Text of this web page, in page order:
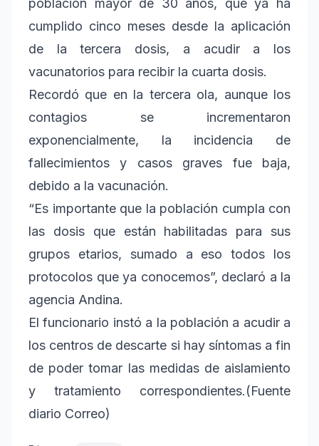
población mayor de 30 años, que ya ha
cumplido cinco meses desde la aplicación
de la tercera dosis, a acudir a los
vacunatorios para recibir la cuarta dosis.
Recordó que en la tercera ola, aunque los
contagios se incrementaron
exponencialmente, la incidencia de
fallecimientos y casos graves fue baja,
debido a la vacunación.
“Es importante que la población cumpla con
las dosis que están habilitadas para sus
grupos etarios, sumado a eso todos los
protocolos que ya conocemos”, declaró a la
agencia Andina.
El funcionario instó a la población a acudir a
los centros de descarte si hay síntomas a fin
de poder tomar las medidas de aislamiento
y tratamiento correspondientes.(Fuente
diario Correo)